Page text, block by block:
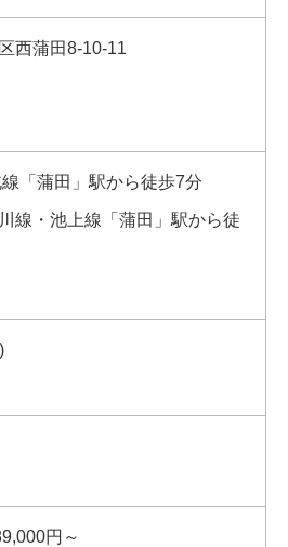
西蒲田8-10-11
「蒲田」駅から徒歩7分
線・池上線「蒲田」駅から徒
円～